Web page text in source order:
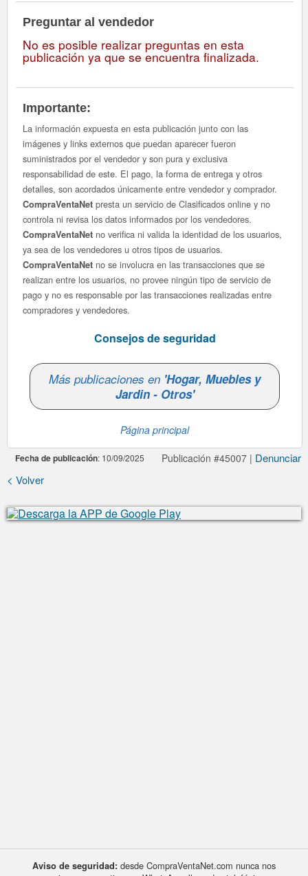
Preguntar al vendedor
No es posible realizar preguntas en esta
publicación ya que se encuentra finalizada.
Importante:
La información expuesta en esta publicación junto con las
imágenes y links externos que puedan aparecer fueron
suministrados por el vendedor y son pura y exclusiva
responsabilidad de este. El pago, la forma de entrega y otros
detalles, son acordados únicamente entre vendedor y comprador.
CompraVentaNet presta un servicio de Clasificados online y no
controla ni revisa los datos informados por los vendedores.
CompraVentaNet no verifica ni valida la identidad de los usuarios,
ya sea de los vendedores u otros tipos de usuarios.
CompraVentaNet no se involucra en las transacciones que se
realizan entre los usuarios, no provee ningún tipo de servicio de
pago y no es responsable por las transacciones realizadas entre
compradores y vendedores.
Consejos de seguridad
Más publicaciones en 'Hogar, Muebles y
Jardin - Otros'
Página principal
Fecha de publicación: 10/09/2025 Publicación #45007 | Denunciar
< Volver
Aviso de seguridad: desde CompraVentaNet.com nunca nos